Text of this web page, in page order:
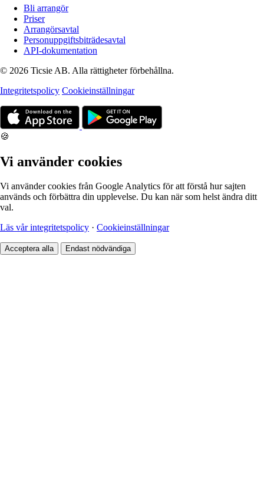
Bli arrangör
Priser
Arrangörsavtal
Personuppgiftsbiträdesavtal
API-dokumentation
© 2026 Ticsie AB. Alla rättigheter förbehållna.
Integritetspolicy Cookieinställningar
🍪
Vi använder cookies
Vi använder cookies från Google Analytics för att förstå hur sajten
används och förbättra din upplevelse. Du kan när som helst ändra ditt
val.
Läs vår integritetspolicy · Cookieinställningar
Acceptera alla Endast nödvändiga